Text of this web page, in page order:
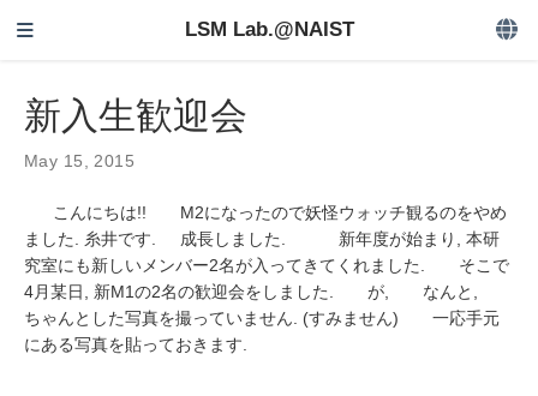
LSM Lab.@NAIST
新入生歓迎会
May 15, 2015
こんにちは!! M2になったので妖怪ウォッチ観るのをやめ
ました. 糸井です. 成長しました. 新年度が始まり, 本研
究室にも新しいメンバー2名が入ってきてくれました. そこで
4月某日, 新M1の2名の歓迎会をしました. が, なんと,
ちゃんとした写真を撮っていません. (すみません) 一応手元
にある写真を貼っておきます.